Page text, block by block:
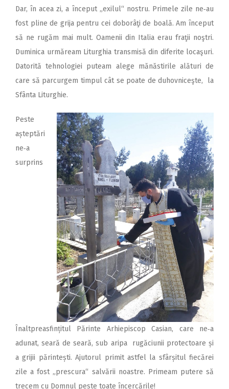
Dar, în acea zi, a început „exilul“ nostru. Primele zile ne‑au
fost pline de grija pentru cei doborâţi de boală. Am început
să ne rugăm mai mult. Oamenii din Italia erau fraţii noştri.
Duminica urmăream Liturghia transmisă din diferite locaşuri.
Datorită tehnologiei puteam alege mănăstirile alături de
care să parcurgem timpul cât se poate de duhovniceşte, la
Sfânta Liturghie.
Peste
așteptări
ne‑a
surprins
Înaltpreasfințitul Părinte Arhiepiscop Casian, care ne‑a
adunat, seară de seară, sub aripa rugăciunii protectoare și
a grijii părintești. Ajutorul primit astfel la sfârșitul fiecărei
zile a fost „prescura“ salvării noastre. Primeam putere să
trecem cu Domnul peste toate încercările!